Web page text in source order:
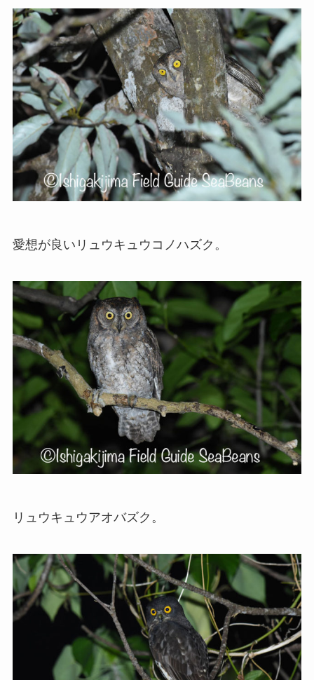
愛想が良いリュウキュウコノハズク。
リュウキュウアオバズク。